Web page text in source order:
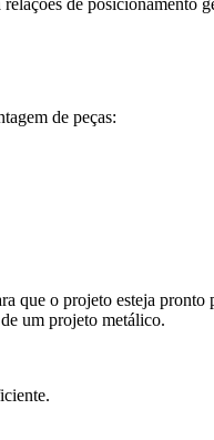
de peças:
que o projeto esteja pronto
um projeto metálico.